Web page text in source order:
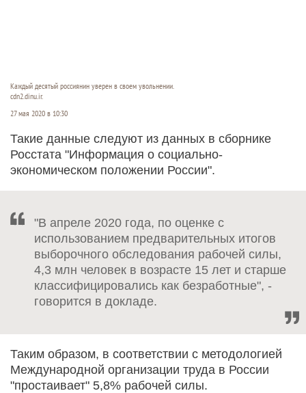
Каждый десятый россиянин уверен в своем увольнении.
cdn2.dinu.ir.
27 мая 2020 в 10:30
Такие данные следуют из данных в сборнике
Росстата "Информация о социально-
экономическом положении России".
"В апреле 2020 года, по оценке с
использованием предварительных итогов
выборочного обследования рабочей силы,
4,3 млн человек в возрасте 15 лет и старше
классифицировались как безработные", -
говорится в докладе.
Таким образом, в соответствии с методологией
Международной организации труда в России
"простаивает" 5,8% рабочей силы.